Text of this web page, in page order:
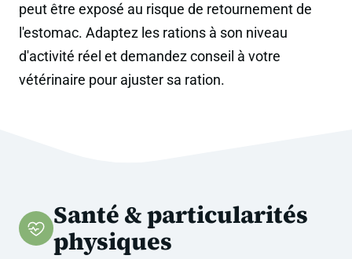
peut être exposé au risque de retournement de
l'estomac. Adaptez les rations à son niveau
d'activité réel et demandez conseil à votre
vétérinaire pour ajuster sa ration.
Santé & particularités
physiques